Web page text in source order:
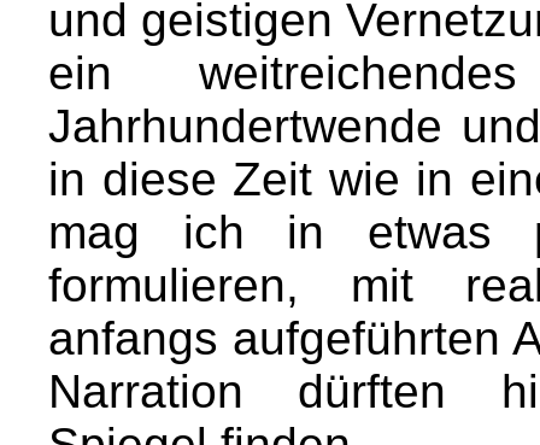
und geistigen
ein
Jahrhundertwende
in diese Zeit wie in
mag ich in etwas
formulieren, mit
anfangs aufgeführten
Narration dürften